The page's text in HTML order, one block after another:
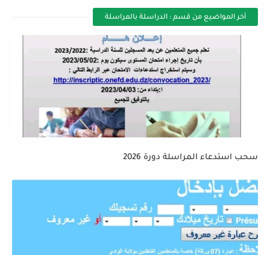
أخر المواضيع من قسم : الدراسلة بالمراسلة
سحب استدعاء المراسلة دورة 2026